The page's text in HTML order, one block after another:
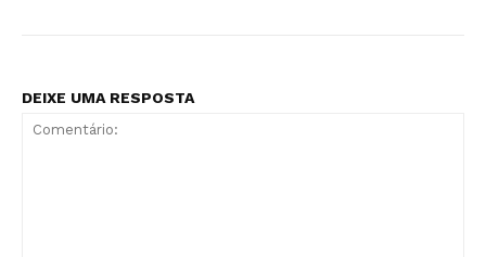
DEIXE UMA RESPOSTA